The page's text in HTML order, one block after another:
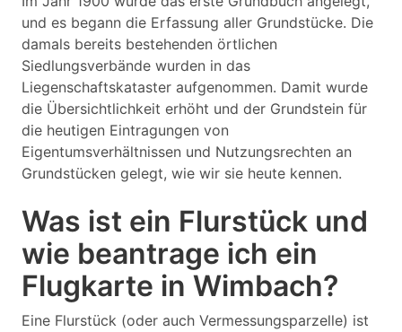
und es begann die Erfassung aller Grundstücke. Die
damals bereits bestehenden örtlichen
Siedlungsverbände wurden in das
Liegenschaftskataster aufgenommen. Damit wurde
die Übersichtlichkeit erhöht und der Grundstein für
die heutigen Eintragungen von
Eigentumsverhältnissen und Nutzungsrechten an
Grundstücken gelegt, wie wir sie heute kennen.
Was ist ein Flurstück und
wie beantrage ich ein
Flugkarte in Wimbach?
Eine Flurstück (oder auch Vermessungsparzelle) ist